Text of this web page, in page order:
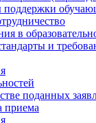
в
и
поданных
приема